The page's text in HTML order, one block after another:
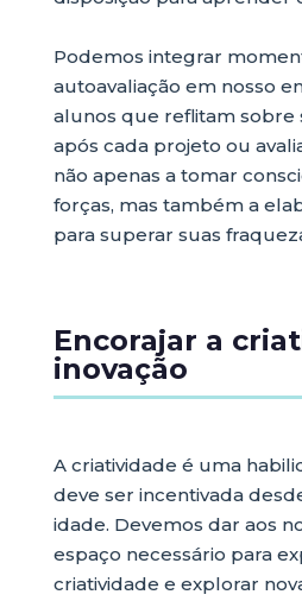
Podemos integrar
autoavaliação em nosso
alunos que reflitam sobre
após cada projeto ou
não apenas a tomar
forças, mas também a
para superar suas
Encorajar a
inovação
A criatividade é uma
deve ser incentivada
idade. Devemos dar aos
espaço necessário para
criatividade e explorar